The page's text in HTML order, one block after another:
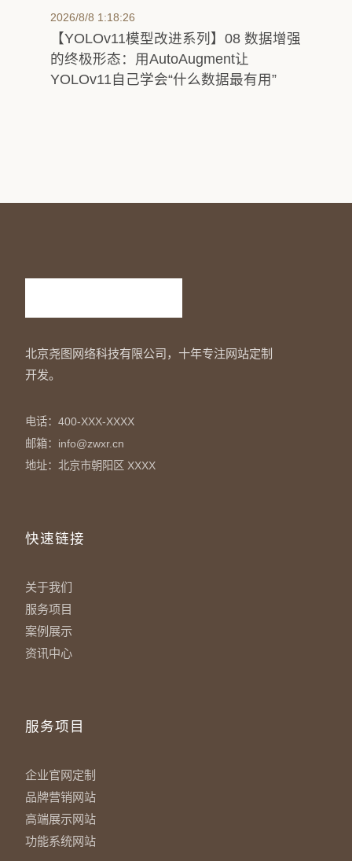
2026/8/8 1:18:26
【YOLOv11模型改进系列】08 数据增强
的终极形态：用AutoAugment让
YOLOv11自己学会“什么数据最有用”
北京尧图网络科技有限公司，十年专注网站定制
开发。
电话：400-XXX-XXXX
邮箱：info@zwxr.cn
地址：北京市朝阳区 XXXX
快速链接
关于我们
服务项目
案例展示
资讯中心
服务项目
企业官网定制
品牌营销网站
高端展示网站
功能系统网站